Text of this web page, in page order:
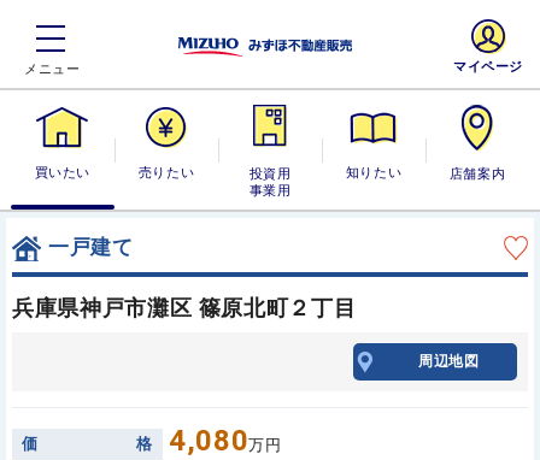
買いたい 売りたい
投資用・事業
用
知りたい 店舗案内
マイページ
一戸建て
兵庫県神戸市灘区 篠原北町２丁目
周辺地図
価 格 4,080万円